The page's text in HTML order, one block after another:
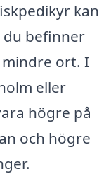
kan
du befinner
ort. I
eller
högre på
och högre